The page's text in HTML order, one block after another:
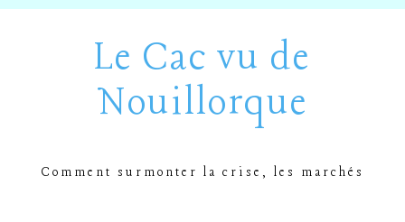
Le Cac vu de
Nouillorque
Comment surmonter la crise, les marchés